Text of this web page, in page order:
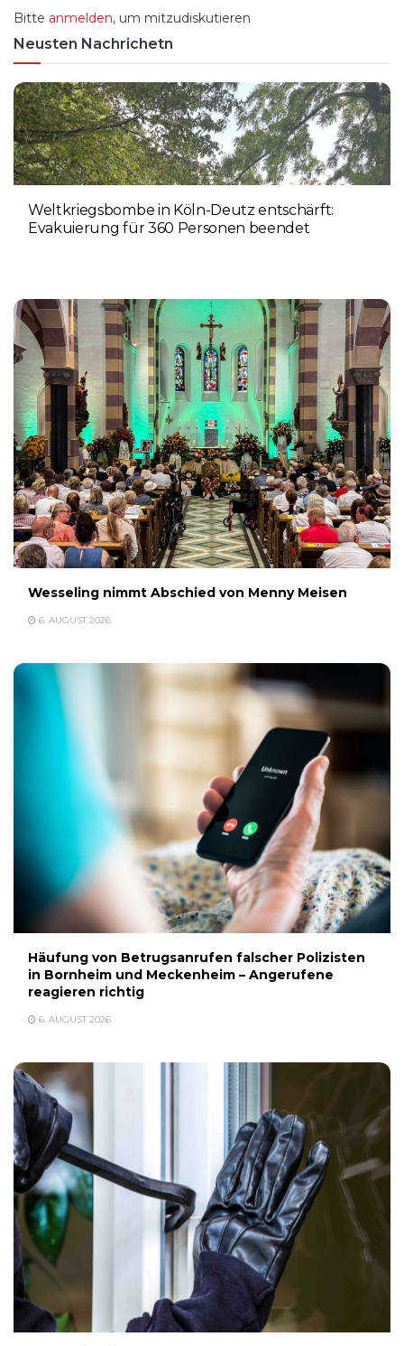
Bitte anmelden, um mitzudiskutieren
Neusten Nachrichetn
Weltkriegsbombe in Köln-Deutz entschärft:
Evakuierung für 360 Personen beendet
Wesseling nimmt Abschied von Menny Meisen
6. AUGUST 2026
Häufung von Betrugsanrufen falscher Polizisten
in Bornheim und Meckenheim – Angerufene
reagieren richtig
6. AUGUST 2026